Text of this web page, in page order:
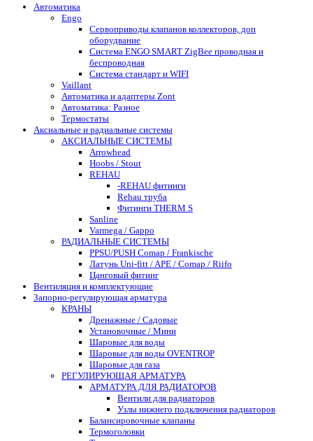
Автоматика
Engo
Сервоприводы клапанов коллекторов, доп
оборудвание
Система ENGO SMART ZigBee проводная и
беспроводная
Система стандарт и WIFI
Vaillant
Автоматика и адаптеры Zont
Автоматика: Разное
Термостаты
Аксиальные и радиальные системы
АКСИАЛЬНЫЕ СИСТЕМЫ
Arrowhead
Hoobs / Stout
REHAU
-REHAU фитинги
Rehau труба
Фитинги THERM S
Sanline
Varmega / Gappo
РАДИАЛЬНЫЕ СИСТЕМЫ
PPSU/PUSH Comap / Frankische
Латунь Uni-fitt / APE / Comap / Riifo
Цанговый фитинг
Вентиляция и комплектующие
Запорно-регулирующая арматура
КРАНЫ
Дренажные / Садовые
Установочные / Мини
Шаровые для воды
Шаровые для воды OVENTROP
Шаровые для газа
РЕГУЛИРУЮЩАЯ АРМАТУРА
АРМАТУРА ДЛЯ РАДИАТОРОВ
Вентили для радиаторов
Узлы нижнего подключения радиаторов
Балансировочные клапаны
Термоголовки